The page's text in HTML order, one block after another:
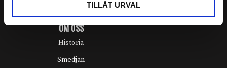
TILLÅT URVAL
OM OSS
Historia
Smedjan